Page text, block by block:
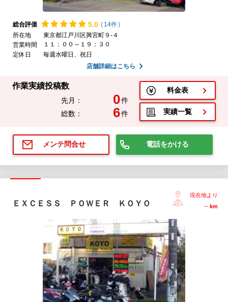
総合評価 5.0 ( 14件)
所在地
東京都江戸川区興宮町９-４
営業時間
１１：００～１９：３０
定休日
毎週水曜日、祝日
店舗詳細はこちら
作業実績投稿数
先月： 0件
総数：
6件
料金表
実績一覧
メンテ問合せ 電話をかける
ＥＸＣＥＳＳ ＰＯＷＥＲ ＫＯＹＯ
現在地より
-- km